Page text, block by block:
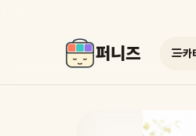
퍼니즈 카
여러 쇼핑몰 상품을 한